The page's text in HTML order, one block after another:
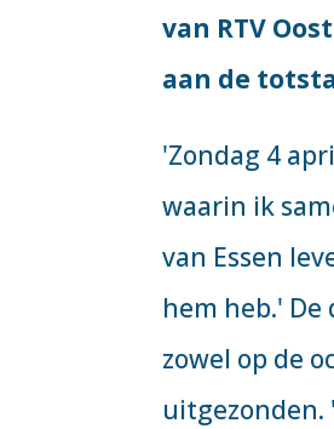
van RTV
aan de
'Zondag 4
waarin ik
van Essen
hem heb.'
zowel op de
uitgezonden.